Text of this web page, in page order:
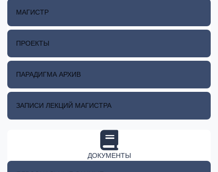
МАГИСТР
ПРОЕКТЫ
ПАРАДИГМА АРХИВ
ЗАПИСИ ЛЕКЦИЙ МАГИСТРА
ДОКУМЕНТЫ